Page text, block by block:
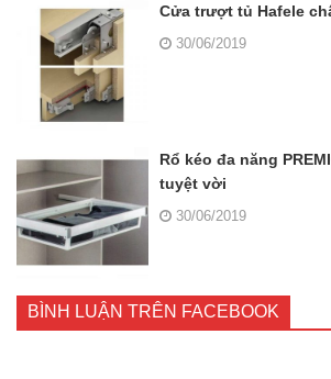
Cửa trượt tủ Hafele
30/06/2019
Rổ kéo đa năng
tuyệt vời
30/06/2019
BÌNH LUẬN TRÊN FACEBOOK